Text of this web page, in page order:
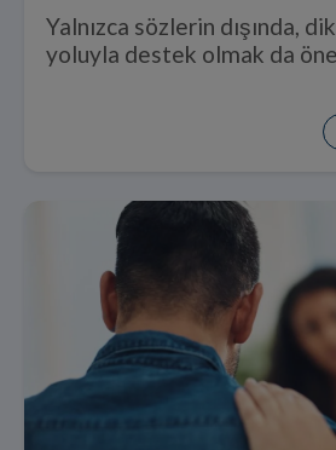
Yalnızca sözlerin dışında,
yoluyla destek olmak da